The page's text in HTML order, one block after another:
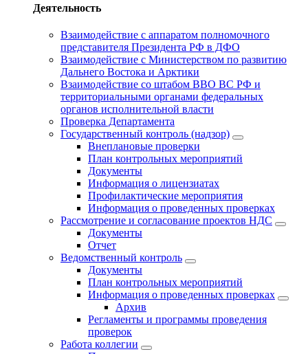
Деятельность
Взаимодействие с аппаратом полномочного
представителя Президента РФ в ДФО
Взаимодействие с Министерством по развитию
Дальнего Востока и Арктики
Взаимодействие со штабом ВВО ВС РФ и
территориальными органами федеральных
органов исполнительной власти
Проверка Департамента
Государственный контроль (надзор)
Внеплановые проверки
План контрольных мероприятий
Документы
Информация о лицензиатах
Профилактические мероприятия
Информация о проведенных проверках
Рассмотрение и согласование проектов НДС
Документы
Отчет
Ведомственный контроль
Документы
План контрольных мероприятий
Информация о проведенных проверках
Архив
Регламенты и программы проведения
проверок
Работа коллегии